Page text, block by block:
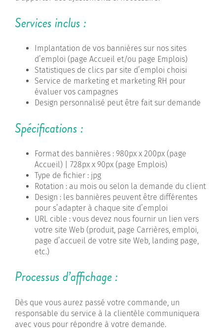
Services inclus :
Implantation de vos bannières sur nos sites
d’emploi (page Accueil et/ou page Emplois)
Statistiques de clics par site d’emploi choisi
Service de marketing et marketing RH pour
évaluer vos campagnes
Design personnalisé peut être fait sur demande
Spécifications :
Format des bannières : 980px x 200px (page
Accueil) | 728px x 90px (page Emplois)
Type de fichier : jpg
Rotation : au mois ou selon la demande du client
Design : les bannières peuvent être différentes
pour s’adapter à chaque site d’emploi
URL cible : vous devez nous fournir un lien vers
votre site Web (produit, page Carrières, emploi,
page d’accueil de votre site Web, landing page,
etc.)
Processus d’affichage :
Dès que vous aurez passé votre commande, un
responsable du service à la clientèle communiquera
avec vous pour répondre à votre demande.